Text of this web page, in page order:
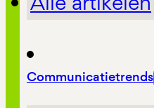
Communicatietrends